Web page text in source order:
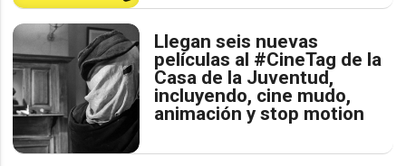
Llegan seis nuevas
películas al #CineTag de la
Casa de la Juventud,
incluyendo, cine mudo,
animación y stop motion